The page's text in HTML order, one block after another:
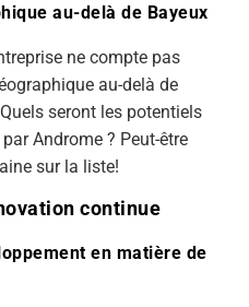
au-delà de Bayeux
ne compte pas
au-delà de
seront les potentiels
Androme ? Peut-être
sur la liste!
continue
en matière de